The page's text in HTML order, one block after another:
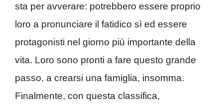
sta per avverare: potrebbero essere proprio
loro a pronunciare il fatidico sì ed essere
protagonisti nel giorno più importante della
vita. Loro sono pronti a fare questo grande
passo, a crearsi una famiglia, insomma.
Finalmente, con questa classifica,